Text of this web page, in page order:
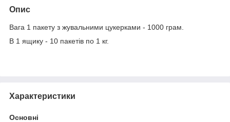
Опис
Вага 1 пакету з жувальними цукерками - 1000 грам.
В 1 ящику - 10 пакетів по 1 кг.
Характеристики
Основні